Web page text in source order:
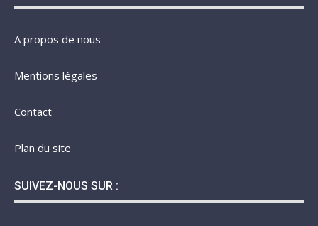
A propos de nous
Mentions légales
Contact
Plan du site
SUIVEZ-NOUS SUR :